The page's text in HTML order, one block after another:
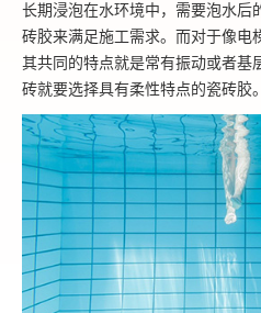
长期浸泡在水环境中，需要泡水后
砖胶来满足施工需求。而对于像电
其共同的特点就是常有振动或者基
砖就要选择具有柔性特点的瓷砖胶。